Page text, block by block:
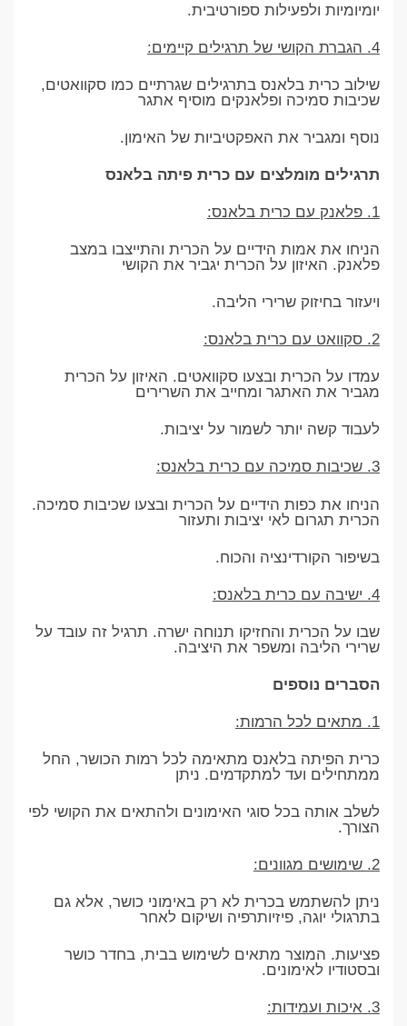
יומיומיות ולפעילות ספורטיבית.
4. הגברת הקושי של תרגילים קיימים:
שילוב כרית בלאנס בתרגילים שגרתיים כמו סקוואטים,
שכיבות סמיכה ופלאנקים מוסיף אתגר
נוסף ומגביר את האפקטיביות של האימון.
תרגילים מומלצים עם כרית פיתה בלאנס
1. פלאנק עם כרית בלאנס:
הניחו את אמות הידיים על הכרית והתייצבו במצב
פלאנק. האיזון על הכרית יגביר את הקושי
ויעזור בחיזוק שרירי הליבה.
2. סקוואט עם כרית בלאנס:
עמדו על הכרית ובצעו סקוואטים. האיזון על הכרית
מגביר את האתגר ומחייב את השרירים
לעבוד קשה יותר לשמור על יציבות.
3. שכיבות סמיכה עם כרית בלאנס:
הניחו את כפות הידיים על הכרית ובצעו שכיבות סמיכה.
הכרית תגרום לאי יציבות ותעזור
בשיפור הקורדינציה והכוח.
4. ישיבה עם כרית בלאנס:
שבו על הכרית והחזיקו תנוחה ישרה. תרגיל זה עובד על
שרירי הליבה ומשפר את היציבה.
הסברים נוספים
1. מתאים לכל הרמות:
כרית הפיתה בלאנס מתאימה לכל רמות הכושר, החל
ממתחילים ועד למתקדמים. ניתן
לשלב אותה בכל סוגי האימונים ולהתאים את הקושי לפי
הצורך.
2. שימושים מגוונים:
ניתן להשתמש בכרית לא רק באימוני כושר, אלא גם
בתרגולי יוגה, פיזיותרפיה ושיקום לאחר
פציעות. המוצר מתאים לשימוש בבית, בחדר כושר
ובסטודיו לאימונים.
3. איכות ועמידות: